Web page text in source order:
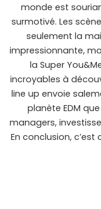
monde est
surmotivé. Les
seulement la
impressionnante,
la Super
incroyables à
line up envoie
planète EDM
managers,
En conclusion, c’est